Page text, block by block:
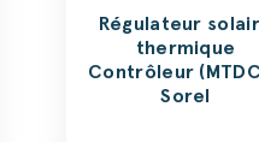
Régulateur
thermique
Contrôleur
Sorel